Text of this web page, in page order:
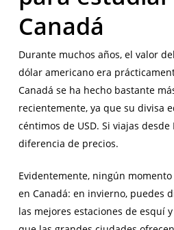
Canadá
Durante muchos años, el valor
dólar americano era
Canadá se ha hecho bastante
recientemente, ya que su divisa
céntimos de USD. Si viajas
diferencia de precios.
Evidentemente, ningún
en Canadá: en invierno, puedes
las mejores estaciones de esquí